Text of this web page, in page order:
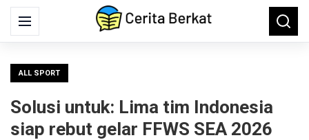
Menu
Search
for:
ALL SPORT
Solusi untuk: Lima tim Indonesia
siap rebut gelar FFWS SEA 2026